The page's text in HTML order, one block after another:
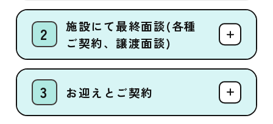
施設にて最終面談(各種
ご契約、譲渡面談)
お迎えとご契約